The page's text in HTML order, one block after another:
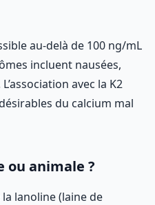
au-delà de 100 ng/mL
incluent nausées,
avec la K2
du calcium mal
ou animale ?
lanoline (laine de